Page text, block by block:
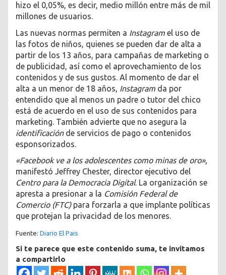
hizo el 0,05%, es decir, medio millón entre más de mil
millones de usuarios.
Las nuevas normas permiten a Instagram el uso de
las fotos de niños, quienes se pueden dar de alta a
partir de los 13 años, para campañas de marketing o
de publicidad, así como el aprovechamiento de los
contenidos y de sus gustos. Al momento de dar el
alta a un menor de 18 años, Instagram da por
entendido que al menos un padre o tutor del chico
está de acuerdo en el uso de sus contenidos para
marketing. También advierte que no asegura la
identificaciónde servicios de pago o contenidos
esponsorizados.
«Facebook ve a los adolescentes como minas de oro»,
manifestó Jeffrey Chester, director ejecutivo del
Centro para la Democracia Digital. La organización se
apresta a presionar a la Comisión Federal de
Comercio (FTC)para forzarla a que implante políticas
que protejan la privacidad de los menores.
Fuente: Diario El Pais
Si te parece que este contenido suma, te invitamos
a compartirlo